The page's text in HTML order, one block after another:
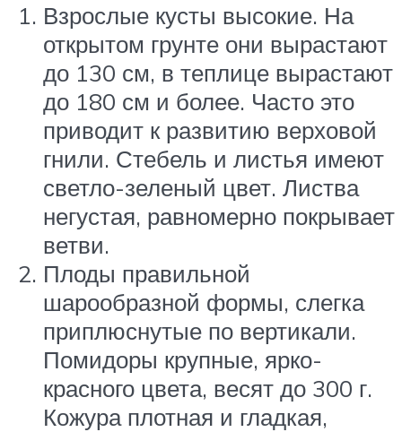
Взрослые кусты высокие. На
открытом грунте они вырастают
до 130 см, в теплице вырастают
до 180 см и более. Часто это
приводит к развитию верховой
гнили. Стебель и листья имеют
светло-зеленый цвет. Листва
негустая, равномерно покрывает
ветви.
Плоды правильной
шарообразной формы, слегка
приплюснутые по вертикали.
Помидоры крупные, ярко-
красного цвета, весят до 300 г.
Кожура плотная и гладкая,